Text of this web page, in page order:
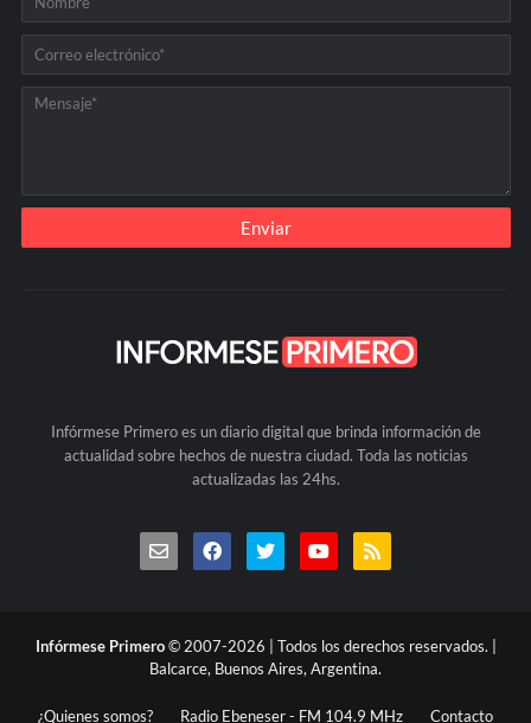
Infórmese Primero es un diario digital que brinda información de
actualidad sobre hechos de nuestra ciudad. Toda las noticias
actualizadas las 24hs.
Infórmese Primero© 2007-2026 | Todos los derechos reservados. |
Balcarce, Buenos Aires, Argentina.
¿Quienes somos? Radio Ebeneser - FM 104.9 MHz Contacto